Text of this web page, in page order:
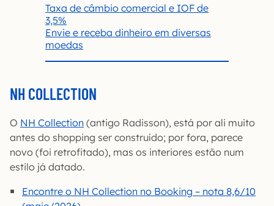
Taxa de câmbio comercial e IOF de
3,5%
Envie e receba dinheiro em diversas
moedas
NH COLLECTION
O NH Collection (antigo Radisson), está por ali muito
antes do shopping ser construído; por fora, parece
novo (foi retrofitado), mas os interiores estão num
estilo já datado.
Encontre o NH Collection no Booking – nota 8,6/10